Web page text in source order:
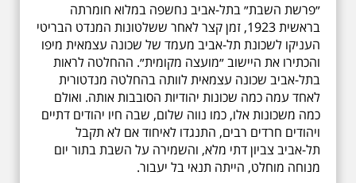
״פרשת השבת״ בתל-אביב נחשפה במלוא חומרתה
בראשית 1923, זמן קצר לאחר ששלטונות המנדט הבריטי
העניקו לשכונת תל-אביב מעמד של שכונה עצמאית מיפו
והכתירו את היישוב ״מועצה מקומית״. ההחלטה לראות
בתל-אביב שכונה עצמאית לוותה בהחלטה מנדטורית
לאחד עמה כמה שכונות יהודיות הסובבות אותה. ואולם
כמה משכונות אלו, כמו נווה שלום, שבה חיו יהודים דתיים
ויהודים חרדים רבים, התנגדו לאיחוד אם לא תקבל
תל-אביב צביון דתי מלא, והשמירה על השבת בתור יום
מנוחה מוחלט, הייתה תנאי בל יעבור.